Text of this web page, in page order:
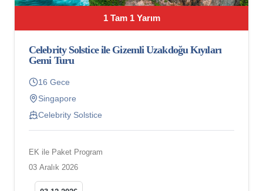
1 Tam 1 Yarım
Celebrity Solstice ile Gizemli Uzakdoğu Kıyıları
Gemi Turu
16 Gece
Singapore
Celebrity Solstice
EK ile Paket Program
03 Aralık 2026